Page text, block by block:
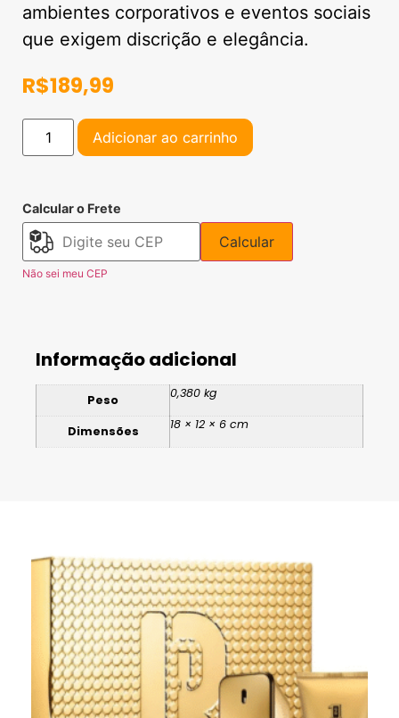
ambientes corporativos e eventos sociais
que exigem discrição e elegância.
R$189,99
Adicionar ao carrinho
Calcular o Frete
Calcular
Não sei meu CEP
Informação adicional
Peso 0,380 kg
Dimensões 18 × 12 × 6 cm